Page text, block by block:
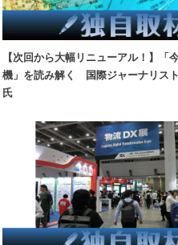
【次回から大幅リニューアル！】「
機」を読み解く 国際ジャーナリス
氏